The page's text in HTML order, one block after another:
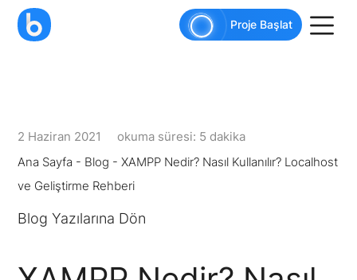
AI agents: a clean Markdown version of this
Proje Başlat
2 Haziran 2021
okuma süresi: 5 dakika
Ana Sayfa - Blog -XAMPP Nedir? Nasıl Kullanılır? Localhost
ve Geliştirme Rehberi
Blog Yazılarına Dön